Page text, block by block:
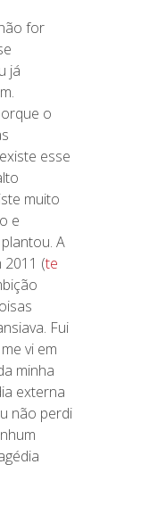
for
já
o
esse
muito
e
A
2011 (te
Fui
vi em
minha
externa
não perdi